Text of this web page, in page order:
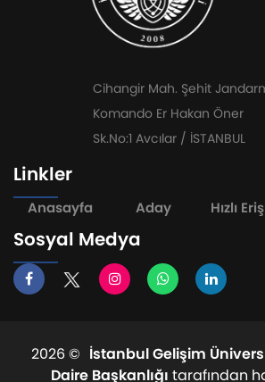
Cihangir Mah. Şehit
Komando Er Hakan Öner
Sk.No:1 Avcılar / İSTANBUL
Linkler
Anasayfa Aday Hızlı
Sosyal Medya
2026 © İstanbul Gelişim
Daire Başkanlığı tarafından